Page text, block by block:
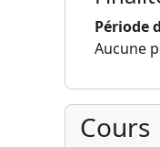
Période
Aucune
Cours